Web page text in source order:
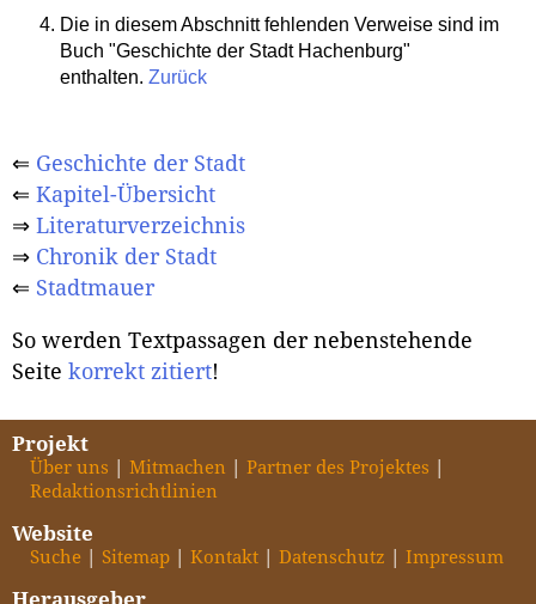
Die in diesem Abschnitt fehlenden Verweise sind im
Buch "Geschichte der Stadt Hachenburg"
enthalten. Zurück
⇐ Geschichte der Stadt
⇐ Kapitel-Übersicht
⇒ Literaturverzeichnis
⇒ Chronik der Stadt
⇐ Stadtmauer
So werden Textpassagen der nebenstehende
Seite korrekt zitiert!
Projekt
Über uns Mitmachen
Partner des Projektes
Redaktionsrichtlinien
Website
Suche Sitemap Kontakt Datenschutz Impressum